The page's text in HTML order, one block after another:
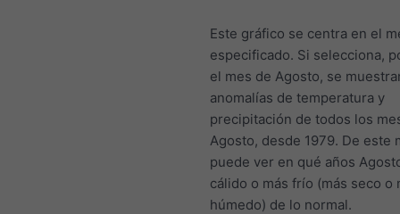
Este gráfico se centra en el
especificado. Si selecciona,
el mes de Agosto, se
anomalías de temperatura y
precipitación de todos los
Agosto, desde 1979. De este
puede ver en qué años
cálido o más frío (más seco o
húmedo) de lo normal.